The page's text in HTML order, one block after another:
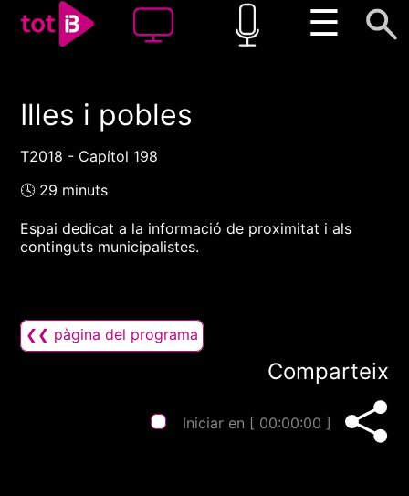
☰
00:00 00:00
1x
Illes i pobles
T2018 - Capítol 198
🕓 29 minuts
Espai dedicat a la informació de proximitat i als
continguts municipalistes.
❮❮ pàgina del programa
Comparteix
Iniciar en [ 00:00:00 ]